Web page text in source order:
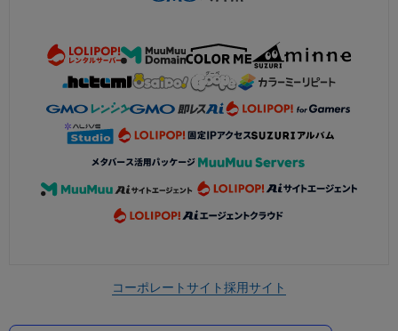
コーポレートサイト採用サイト